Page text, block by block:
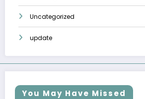
Uncategorized
update
You May Have Missed